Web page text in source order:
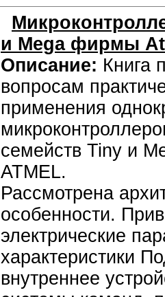
и Mega фирмы
Описание: Книга
вопросам
применения
семейств Tiny и
ATMEL.
Рассмотрена
особенности.
электрические
характеристики
внутреннее